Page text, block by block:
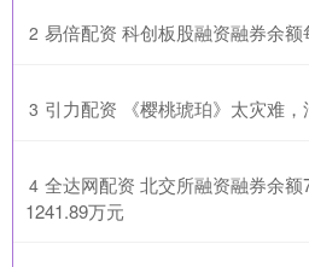
2 易倍配资 科创板股融资融券余额
3 引力配资 《樱桃琥珀》太灾难
4 全达网配资 北交所融资融券余
1241.89万元